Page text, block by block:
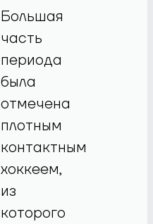
Большая
часть
периода
была
отмечена
плотным
контактным
хоккеем,
из
которого